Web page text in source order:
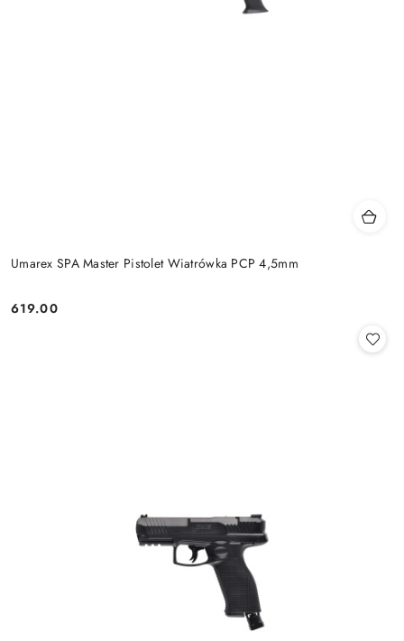
Umarex SPA Master Pistolet Wiatrówka PCP 4,5mm
Cena:
619.00